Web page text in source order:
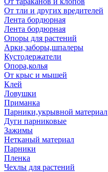
От тли и других вредителей
Лента бордюрная
Лента бордюрная
Опоры для растений
Арки,заборы,шпалеры
Кустодержатели
Опора,колья
От крыс и мышей
Клей
Ловушки
Приманка
Парники,укрывной материал
Дуги парниковые
Зажимы
Нетканый материал
Парники
Пленка
Чехлы для растений